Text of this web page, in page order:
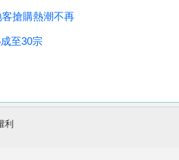
搶購熱潮不再
至30宗
利